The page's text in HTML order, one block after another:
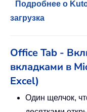
Подробнее о
загрузка
Office Tab -
вкладками в
Excel)
Один щелчок,